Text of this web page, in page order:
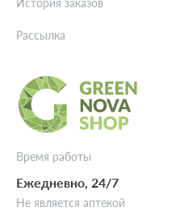
Время работы
Ежедневно, 24/7
Не является аптекой
История заказов
Рассылка